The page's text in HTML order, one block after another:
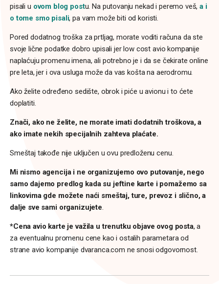
pisali u ovom blog postu. Na putovanju nekad i peremo veš,a i
o tome smo pisali, pa vam može biti od koristi.
Pored dodatnog troška za prtljag, morate voditi računa da ste
svoje lične podatke dobro upisali jer low cost avio kompanije
naplaćuju promenu imena, ali potrebno je i da se čekirate online
pre leta, jer i ova usluga može da vas košta na aerodromu.
Ako želite određeno sedište, obrok i piće u avionu i to ćete
doplatiti.
Znači, ako ne želite, ne morate imati dodatnih troškova, a
ako imate nekih specijalnih zahteva plaćate.
Smeštaj takođe nije uključen u ovu predloženu cenu.
Mi nismo agencija i ne organizujemo ovo putovanje, nego
samo dajemo predlog kada su jeftine karte i pomažemo sa
linkovima gde možete naći smeštaj, ture, prevoz i slično, a
dalje sve sami organizujete.
*Cena avio karte je važila u trenutku objave ovog posta, a
za eventualnu promenu cene kao i ostalih parametara od
strane avio kompanije dvaranca.com ne snosi odgovornost.